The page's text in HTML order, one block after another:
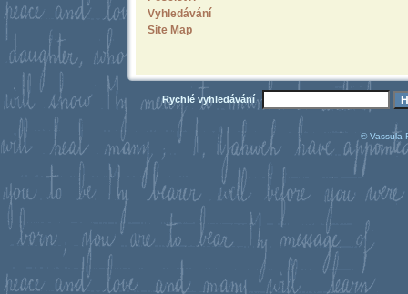
Vyhledávání
Site Map
Rychlé vyhledávání
© Vassula